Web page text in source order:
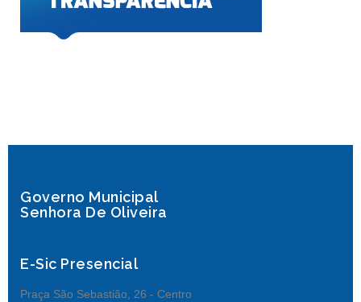
Governo Municipal
Senhora De Oliveira
E-Sic Presencial
Praça São Sebastião, 26 - Centro